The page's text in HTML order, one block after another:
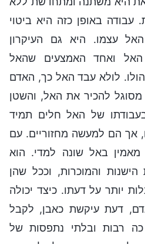
עבודה באופן כזה היא ביטוי
עצמו. היא גם העיקרון
האל ואחד האמצעים שהאל
לולא עבד האל כך, האדם
להכיר את האל, והשטן
של האל חלים תמיד
אך הם למעשה מחזוריים. עם
באל שונה למדי. הוא
והמוכרות, וככל שהן
יותר על דעתו. כיצד יכולה
דעת עיקשת כאבן, לקבל
כה רבות ובלתי נתפסות של